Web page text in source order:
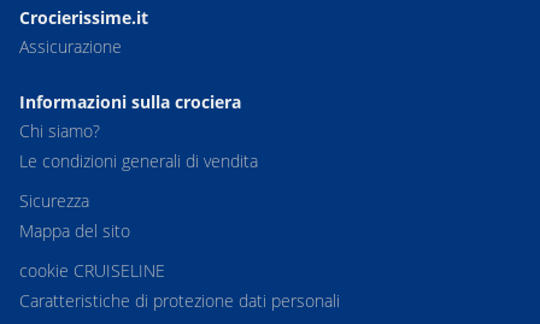
Crocierissime.it
Assicurazione
Informazioni sulla crociera
Chi siamo?
Le condizioni generali di vendita
Sicurezza
Mappa del sito
cookie CRUISELINE
Caratteristiche di protezione dati personali